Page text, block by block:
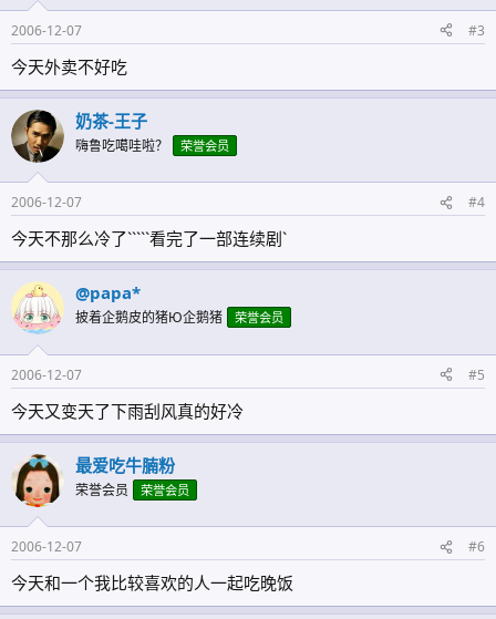
2006-12-07 #3
今天外卖不好吃
奶茶-王子
嗨鲁吃噶哇啦？ 荣誉会员
2006-12-07 #4
今天不那么冷了`````看完了一部连续剧`
@papa*
披着企鹅皮的猪Ю企鹅猪 荣誉会员
2006-12-07 #5
今天又变天了下雨刮风真的好冷
最爱吃牛腩粉
荣誉会员 荣誉会员
2006-12-07 #6
今天和一个我比较喜欢的人一起吃晚饭